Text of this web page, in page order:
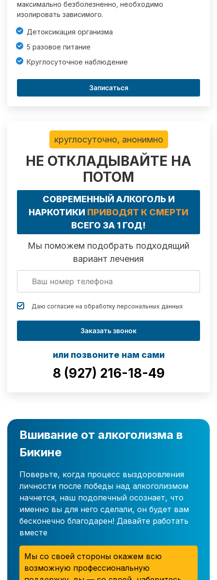
максимально безболезненно, необходимо
изолировать зависимого.
Детоксикация организма
5 разовое питание
Круглосуточное наблюдение
Записаться
круглосуточно, анонимно
НЕ ОТКЛАДЫВАЙТЕ НА
ПОТОМ
СОВРЕМЕННЫЙ АЛКОГОЛЬ И
НАРКОТИКИ ПРИВОДЯТ К СМЕРТИ
ВСЕГО ЗА 1 ГОД!
Мы поможем подобрать подходящий
вариант лечения
Даю согласие на обработку персональных данных
Заказать звонок
или позвоните нам сами
8 (927) 216-18-49
Вшивание от алкоголизма в
Бикине
Поверьте, когда процесс выздоровления
личности после победы над алкоголизмом
начнется, наш подопечный осознает, что
именно вы для него сделали, он будет вам
бесконечно благодарен! Давайте работать
вместе
Мы со своей стороны окажем всю
возможную профессиональную